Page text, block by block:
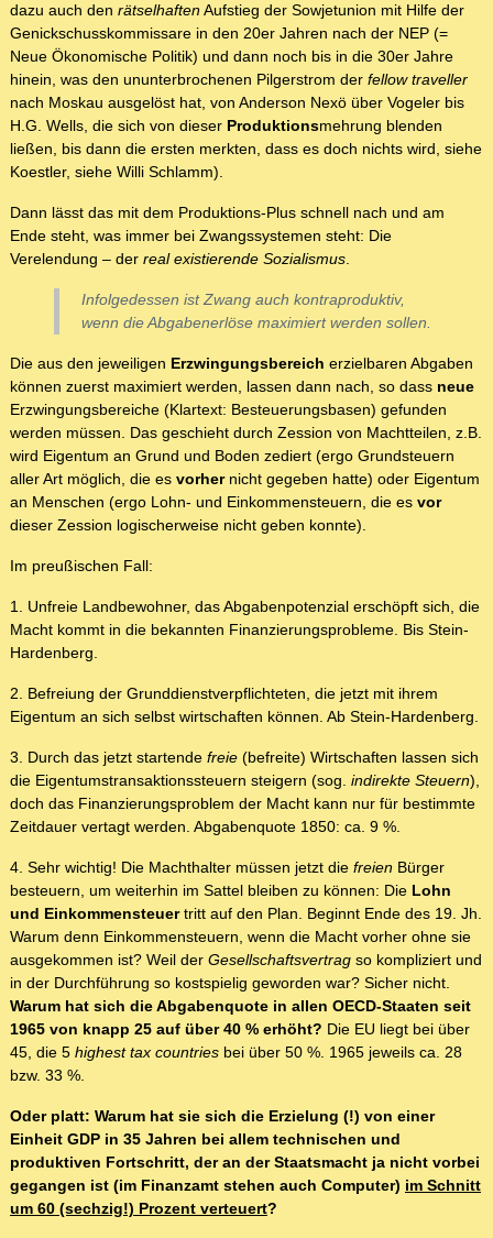
dazu auch den rätselhaftenAufstieg der Sowjetunion mit Hilfe der
Genickschusskommissare in den 20er Jahren nach der NEP (=
Neue Ökonomische Politik) und dann noch bis in die 30er Jahre
hinein, was den ununterbrochenen Pilgerstrom der fellow traveller
nach Moskau ausgelöst hat, von Anderson Nexö über Vogeler bis
H.G. Wells, die sich von dieser Produktionsmehrung blenden
ließen, bis dann die ersten merkten, dass es doch nichts wird, siehe
Koestler, siehe Willi Schlamm).
Dann lässt das mit dem Produktions-Plus schnell nach und am
Ende steht, was immer bei Zwangssystemen steht: Die
Verelendung – der real existierende Sozialismus.
Infolgedessen ist Zwang auch kontraproduktiv,
wenn die Abgabenerlöse maximiert werden sollen.
Die aus den jeweiligen Erzwingungsbereich erzielbaren Abgaben
können zuerst maximiert werden, lassen dann nach, so dass neue
Erzwingungsbereiche (Klartext: Besteuerungsbasen) gefunden
werden müssen. Das geschieht durch Zession von Machtteilen, z.B.
wird Eigentum an Grund und Boden zediert (ergo Grundsteuern
aller Art möglich, die es vorhernicht gegeben hatte) oder Eigentum
an Menschen (ergo Lohn- und Einkommensteuern, die es vor
dieser Zession logischerweise nicht geben konnte).
Im preußischen Fall:
1. Unfreie Landbewohner, das Abgabenpotenzial erschöpft sich, die
Macht kommt in die bekannten Finanzierungsprobleme. Bis Stein-
Hardenberg.
2. Befreiung der Grunddienstverpflichteten, die jetzt mit ihrem
Eigentum an sich selbst wirtschaften können. Ab Stein-Hardenberg.
3. Durch das jetzt startende freie (befreite) Wirtschaften lassen sich
die Eigentumstransaktionssteuern steigern (sog. indirekte Steuern),
doch das Finanzierungsproblem der Macht kann nur für bestimmte
Zeitdauer vertagt werden. Abgabenquote 1850: ca. 9 %.
4. Sehr wichtig! Die Machthalter müssen jetzt die freien Bürger
besteuern, um weiterhin im Sattel bleiben zu können: Die Lohn
und Einkommensteuertritt auf den Plan. Beginnt Ende des 19. Jh.
Warum denn Einkommensteuern, wenn die Macht vorher ohne sie
ausgekommen ist? Weil der Gesellschaftsvertrag so kompliziert und
in der Durchführung so kostspielig geworden war? Sicher nicht.
Warum hat sich die Abgabenquote in allen OECD-Staaten seit
1965 von knapp 25 auf über 40 % erhöht? Die EU liegt bei über
45, die 5 highest tax countries bei über 50 %. 1965 jeweils ca. 28
bzw. 33 %.
Oder platt: Warum hat sie sich die Erzielung (!) von einer
Einheit GDP in 35 Jahren bei allem technischen und
produktiven Fortschritt, der an der Staatsmacht ja nicht vorbei
gegangen ist (im Finanzamt stehen auch Computer) im Schnitt
um 60 (sechzig!) Prozent verteuert?